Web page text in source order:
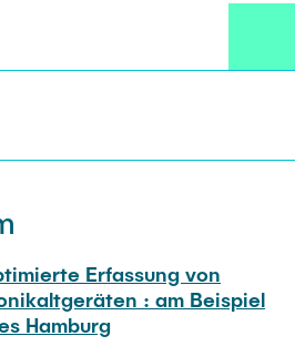
Erfassung von
: am Beispiel
Hamburg